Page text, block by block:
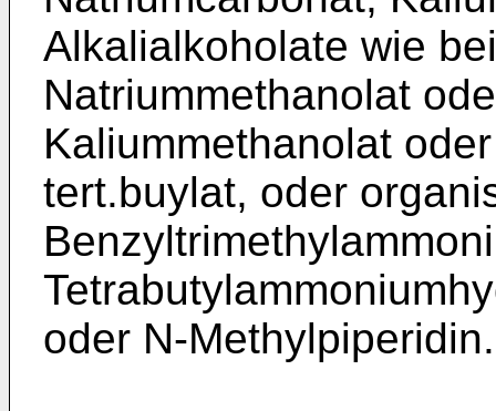
Alkalialkoholate wie
Natriummethanolat
Kaliummethanolat
tert.buylat, oder
oder N-Methylpiperidin.